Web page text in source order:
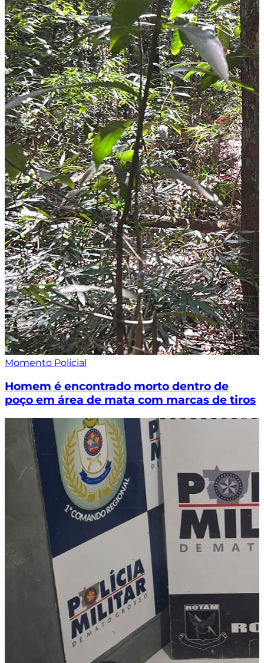
Momento Policial
Homem é encontrado morto dentro de
poço em área de mata com marcas de tiros